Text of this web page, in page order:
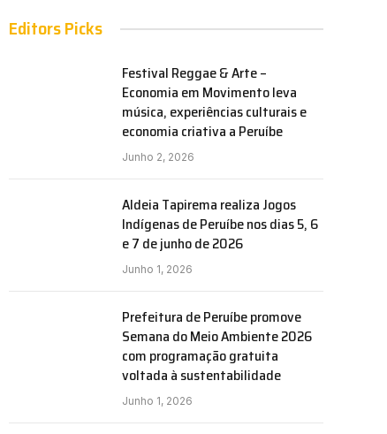
Editors Picks
Festival Reggae & Arte –
Economia em Movimento leva
música, experiências culturais e
economia criativa a Peruíbe
Junho 2, 2026
Aldeia Tapirema realiza Jogos
Indígenas de Peruíbe nos dias 5, 6
e 7 de junho de 2026
Junho 1, 2026
Prefeitura de Peruíbe promove
Semana do Meio Ambiente 2026
com programação gratuita
voltada à sustentabilidade
Junho 1, 2026